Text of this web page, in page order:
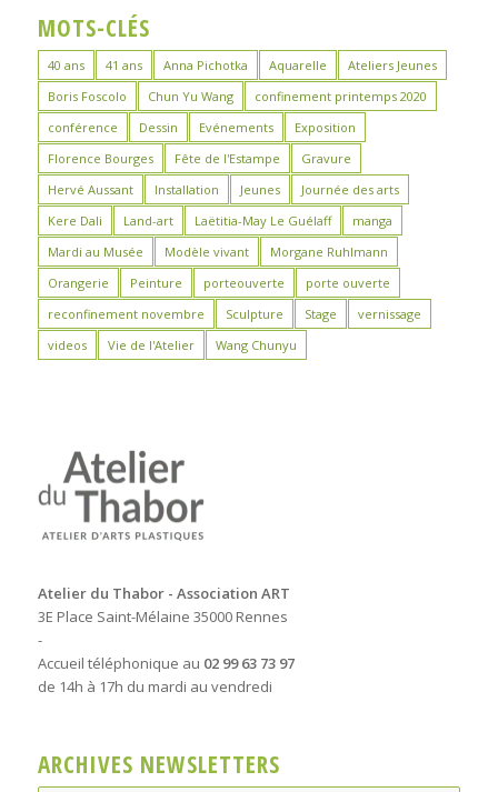
MOTS-CLÉS
40 ans 41 ans Anna Pichotka Aquarelle
Ateliers Jeunes
Boris Foscolo
Chun Yu Wang
confinement printemps 2020
conférence
Dessin Evénements
Exposition
Florence Bourges
Fête de l'Estampe
Gravure
Hervé Aussant
Installation Jeunes
Journée des arts
Kere Dali
Land-art Laëtitia-May Le Guélaff
manga
Mardi au Musée
Modèle vivant
Morgane Ruhlmann
Orangerie
Peinture porteouverte
porte ouverte
reconfinement novembre
Sculpture Stage
vernissage
videos
Vie de l'Atelier Wang Chunyu
Atelier du Thabor - Association ART
3E Place Saint-Mélaine 35000 Rennes
-
Accueil téléphonique au 02 99 63 73 97
de 14h à 17h du mardi au vendredi
ARCHIVES NEWSLETTERS